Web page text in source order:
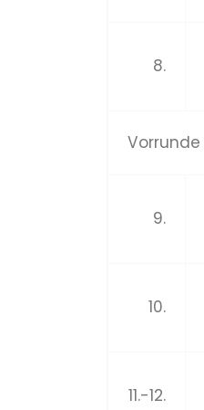
8.
Vorrunde
9.
10.
11.-12.